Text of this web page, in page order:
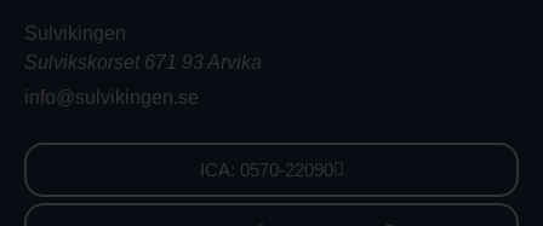
Sulvikingen
Sulvikskorset 671 93 Arvika
info@sulvikingen.se
ICA: 0570-22090